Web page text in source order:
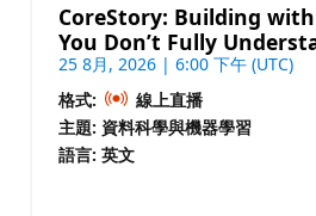
CoreStory: Building
You Don’t Fully
25 8月, 2026 | 6:00 下午 (UTC)
格式:
線上直播
主題: 資料科學與機器學習
語言: 英文